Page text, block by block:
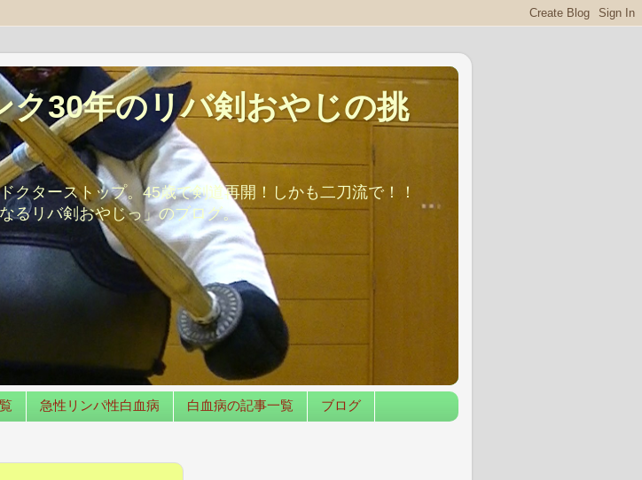
ク30年のリバ剣おやじの挑
クターストップ。45歳で剣道再開！しかも二刀流で！！
るリバ剣おやじっ」のブログ。
急性リンパ性白血病 白血病の記事一覧 ブログ